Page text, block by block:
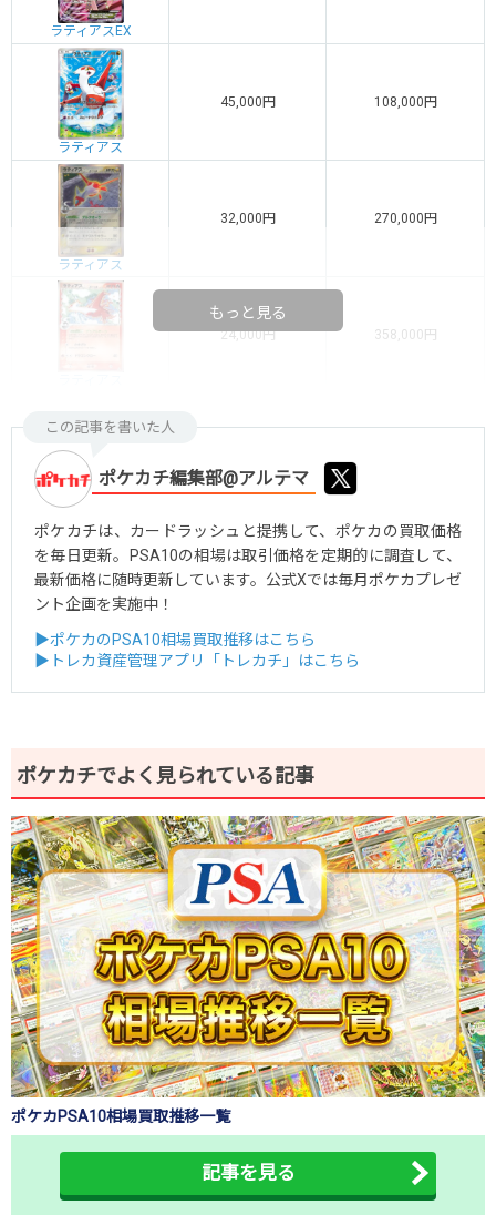
ラティアスEX
ラティアス
45,000円 108,000円
ラティアス
32,000円 270,000円
24,000円 358,000円
もっと見る
この記事を書いた人
ポケカチ編集部@アルテマ
ポケカチは、カードラッシュと提携して、ポケカの買取価格
を毎日更新。PSA10の相場は取引価格を定期的に調査して、
最新価格に随時更新しています。公式Xでは毎月ポケカプレゼ
ント企画を実施中！
▶ポケカのPSA10相場買取推移はこちら
▶トレカ資産管理アプリ「トレカチ」はこちら
ポケカチでよく見られている記事
ポケカPSA10相場買取推移一覧
記事を見る